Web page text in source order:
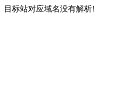
目标站对应域名没有解析!